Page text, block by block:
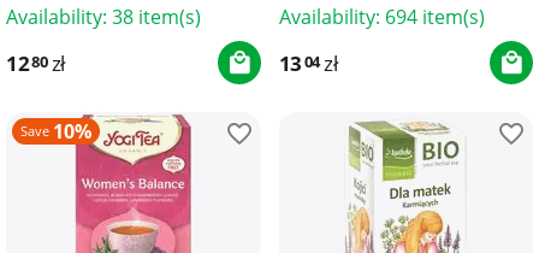
Availability: 38 item(s)
1280zł
Availability: 694 item(s)
1304zł
Save 10%